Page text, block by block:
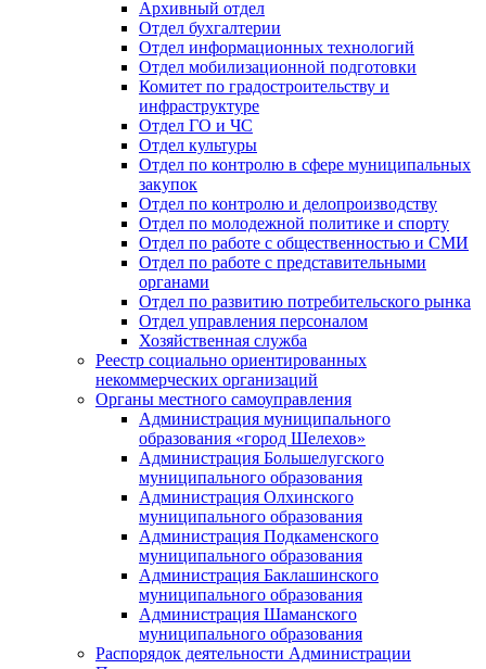
Архивный отдел
Отдел бухгалтерии
Отдел информационных технологий
Отдел мобилизационной подготовки
Комитет по градостроительству и
инфраструктуре
Отдел ГО и ЧС
Отдел культуры
Отдел по контролю в сфере муниципальных
закупок
Отдел по контролю и делопроизводству
Отдел по молодежной политике и спорту
Отдел по работе с общественностью и СМИ
Отдел по работе с представительными
органами
Отдел по развитию потребительского рынка
Отдел управления персоналом
Хозяйственная служба
Реестр социально ориентированных
некоммерческих организаций
Органы местного самоуправления
Администрация муниципального
образования «город Шелехов»
Администрация Большелугского
муниципального образования
Администрация Олхинского
муниципального образования
Администрация Подкаменского
муниципального образования
Администрация Баклашинского
муниципального образования
Администрация Шаманского
муниципального образования
Распорядок деятельности Администрации